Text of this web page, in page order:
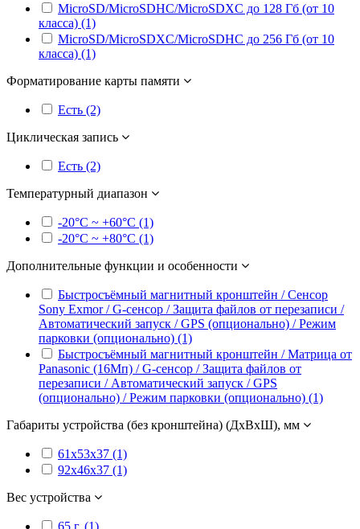
MicroSD/MicroSDHC/MicroSDXC до 128 Гб (от 10
класса) (1)
MicroSD/MicroSDXC/MicroSDHC до 256 Гб (от 10
класса) (1)
Форматирование карты памяти
Есть (2)
Циклическая запись
Есть (2)
Температурный диапазон
-20°С ~ +60°С (1)
-20°С ~ +80°С (1)
Дополнительные функции и особенности
Быстросъёмный магнитный кронштейн / Сенсор
Sony Exmor / G-сенсор / Защита файлов от перезаписи /
Автоматический запуск / GPS (опционально) / Режим
парковки (опционально) (1)
Быстросъёмный магнитный кронштейн / Матрица от
Panasonic (16Мп) / G-сенсор / Защита файлов от
перезаписи / Автоматический запуск / GPS
(опционально) / Режим парковки (опционально) (1)
Габариты устройства (без кронштейна) (ДxВxШ), мм
61x53x37 (1)
92x46x37 (1)
Вес устройства
65 г. (1)